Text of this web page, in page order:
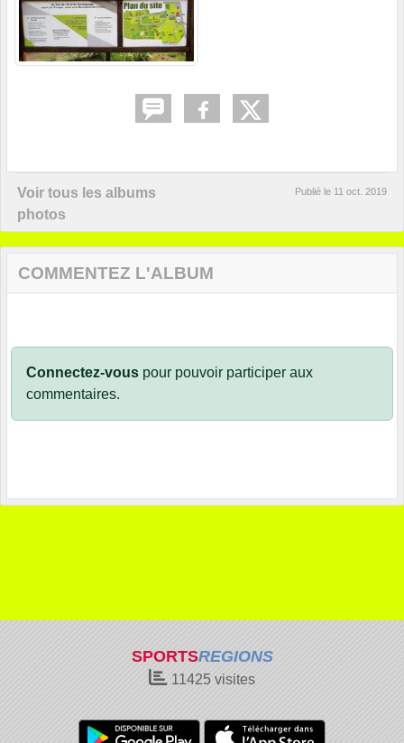
Voir tous les albums
photos
Publié le 11 oct. 2019
COMMENTEZ L'ALBUM
Connectez-vous pour pouvoir participer aux
commentaires.
SPORTSREGIONS
11425 visites